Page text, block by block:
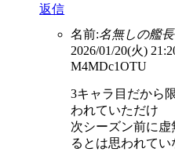
返信
名前:名無しの艦長
2026/01/20(火)
M4MDc1OTU
3キャラ目だから
われていただけ
次シーズン前に虚
るとは思われて